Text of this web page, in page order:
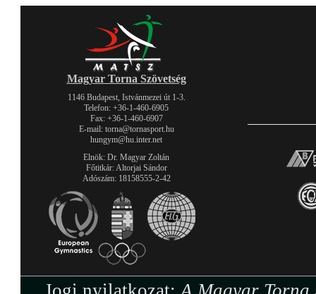
Magyar Torna Szövetség
1146 Budapest, Istvánmezei út 1-3.
Telefon: +36-1-460-6905
Fax: +36-1-460-6907
E-mail: torna@tornasport.hu
hungym@hu.inter.net
Elnök: Dr. Magyar Zoltán
Főtitkár: Altorjai Sándor
Adószám: 18158555-2-42